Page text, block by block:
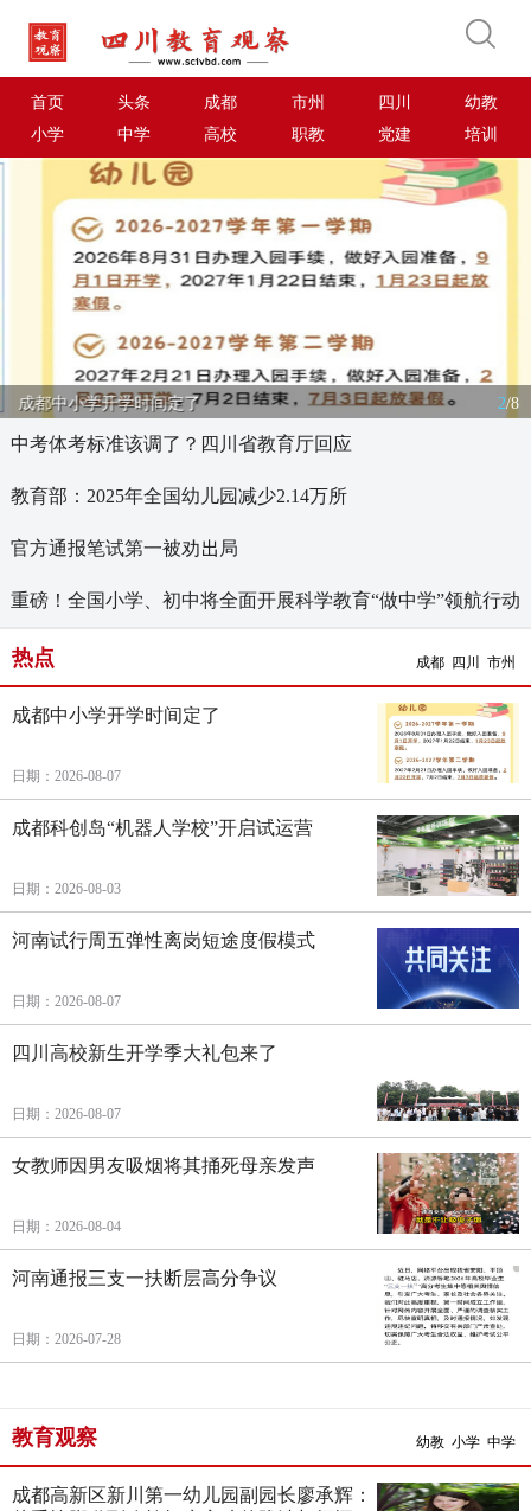
首页 头条 成都 市州 四川
幼教
小学
中学 高校 职教 党建 培训
成都中小学开学时间定了 2/8
中考体考标准该调了？四川省教育厅回应
教育部：2025年全国幼儿园减少2.14万所
官方通报笔试第一被劝出局
重磅！全国小学、初中将全面开展科学教育“做中学”领航行动
热点 市州
四川
成都
成都中小学开学时间定了
日期：2026-08-07
成都科创岛“机器人学校”开启试运营
日期：2026-08-03
河南试行周五弹性离岗短途度假模式
日期：2026-08-07
四川高校新生开学季大礼包来了
日期：2026-08-07
女教师因男友吸烟将其捅死母亲发声
日期：2026-08-04
河南通报三支一扶断层高分争议
日期：2026-07-28
教育观察 中学
小学
幼教
成都高新区新川第一幼儿园副园长廖承辉：